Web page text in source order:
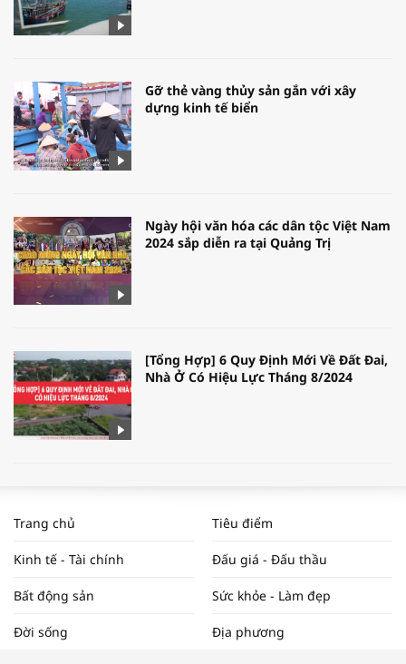
Gỡ thẻ vàng thủy sản gắn với xây
dựng kinh tế biển
Ngày hội văn hóa các dân tộc Việt Nam
2024 sắp diễn ra tại Quảng Trị
[Tổng Hợp] 6 Quy Định Mới Về Đất Đai,
Nhà Ở Có Hiệu Lực Tháng 8/2024
NAM NĂM 2024 VÀ NĂM 2025 | NHỊP
ĐẬP THỊ TRƯỜNG #62
Tọa đàm “Xúc tiến thương mại: Khơi
Trang chủ Tiêu điểm
Kinh tế - Tài chính Đấu giá - Đấu thầu
Bất động sản Sức khỏe - Làm đẹp
Đời sống Địa phương